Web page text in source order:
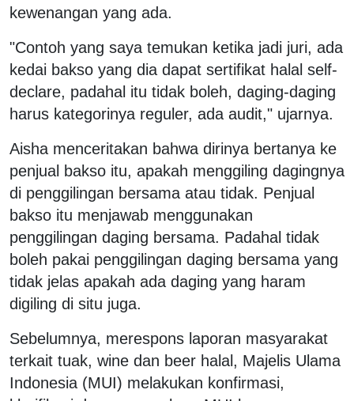
kewenangan yang ada.
"Contoh yang saya temukan ketika jadi juri, ada
kedai bakso yang dia dapat sertifikat halal self-
declare, padahal itu tidak boleh, daging-daging
harus kategorinya reguler, ada audit," ujarnya.
Aisha menceritakan bahwa dirinya bertanya ke
penjual bakso itu, apakah menggiling dagingnya
di penggilingan bersama atau tidak. Penjual
bakso itu menjawab menggunakan
penggilingan daging bersama. Padahal tidak
boleh pakai penggilingan daging bersama yang
tidak jelas apakah ada daging yang haram
digiling di situ juga.
Sebelumnya, merespons laporan masyarakat
terkait tuak, wine dan beer halal, Majelis Ulama
Indonesia (MUI) melakukan konfirmasi,